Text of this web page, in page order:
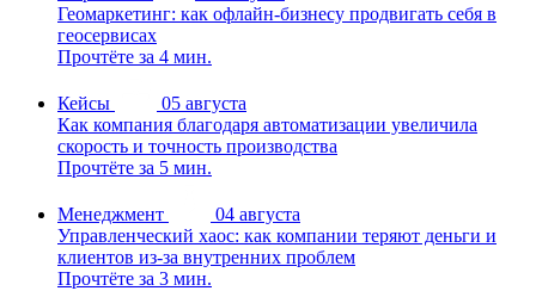
Геомаркетинг: как офлайн-бизнесу продвигать себя в
геосервисах
Прочтёте за 4 мин.
Кейсы
05 августа
Как компания благодаря автоматизации увеличила
скорость и точность производства
Прочтёте за 5 мин.
Менеджмент
04 августа
Управленческий хаос: как компании теряют деньги и
клиентов из-за внутренних проблем
Прочтёте за 3 мин.